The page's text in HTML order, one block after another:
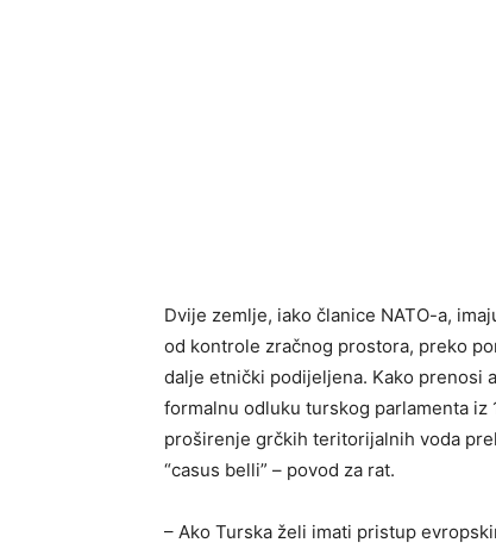
Dvije zemlje, iako članice NATO-a,
od kontrole zračnog prostora, preko
dalje etnički podijeljena. Kako prenosi
formalnu odluku turskog parlamenta iz
proširenje grčkih teritorijalnih voda
“casus belli” – povod za rat.
– Ako Turska želi imati pristup